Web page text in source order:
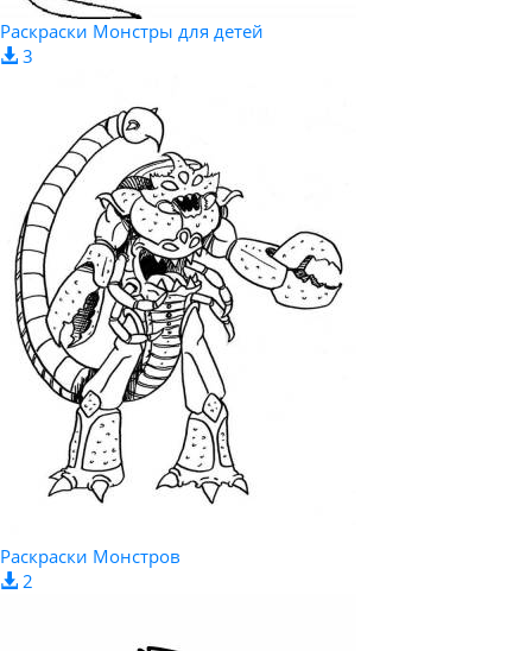
Раскраски Монстры для детей
3
Раскраски Монстров
2